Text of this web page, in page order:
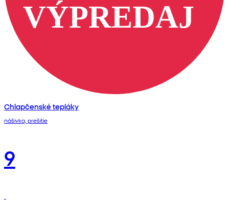
Chlapčenské tepláky
nášivka, prešitie
9